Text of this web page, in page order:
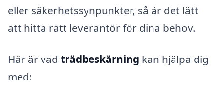
eller säkerhetssynpunkter, så är det lätt
att hitta rätt leverantör för dina behov.
Här är vad trädbeskärning kan hjälpa dig
med: